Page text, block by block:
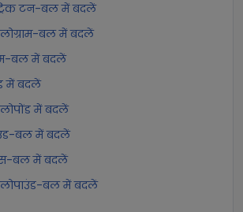
टन-बल में बदलें
बल में बदलें
बल में बदलें
में बदलें
में बदलें
बल में बदलें
बल में बदलें
बल में बदलें